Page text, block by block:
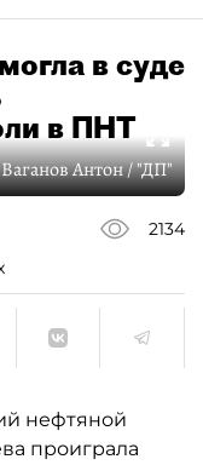
в суде
в ПНТ
Ваганов Антон / "ДП"
2134
нефтяной
проиграла